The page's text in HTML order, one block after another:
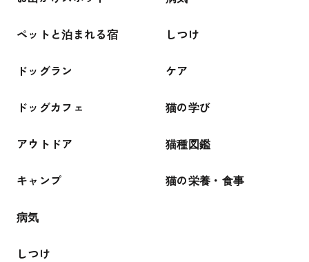
ペットと泊まれる宿
ドッグラン
ドッグカフェ
アウトドア
キャンプ
病気
しつけ
しつけ
ケア
猫の学び
猫種図鑑
猫の栄養・食事